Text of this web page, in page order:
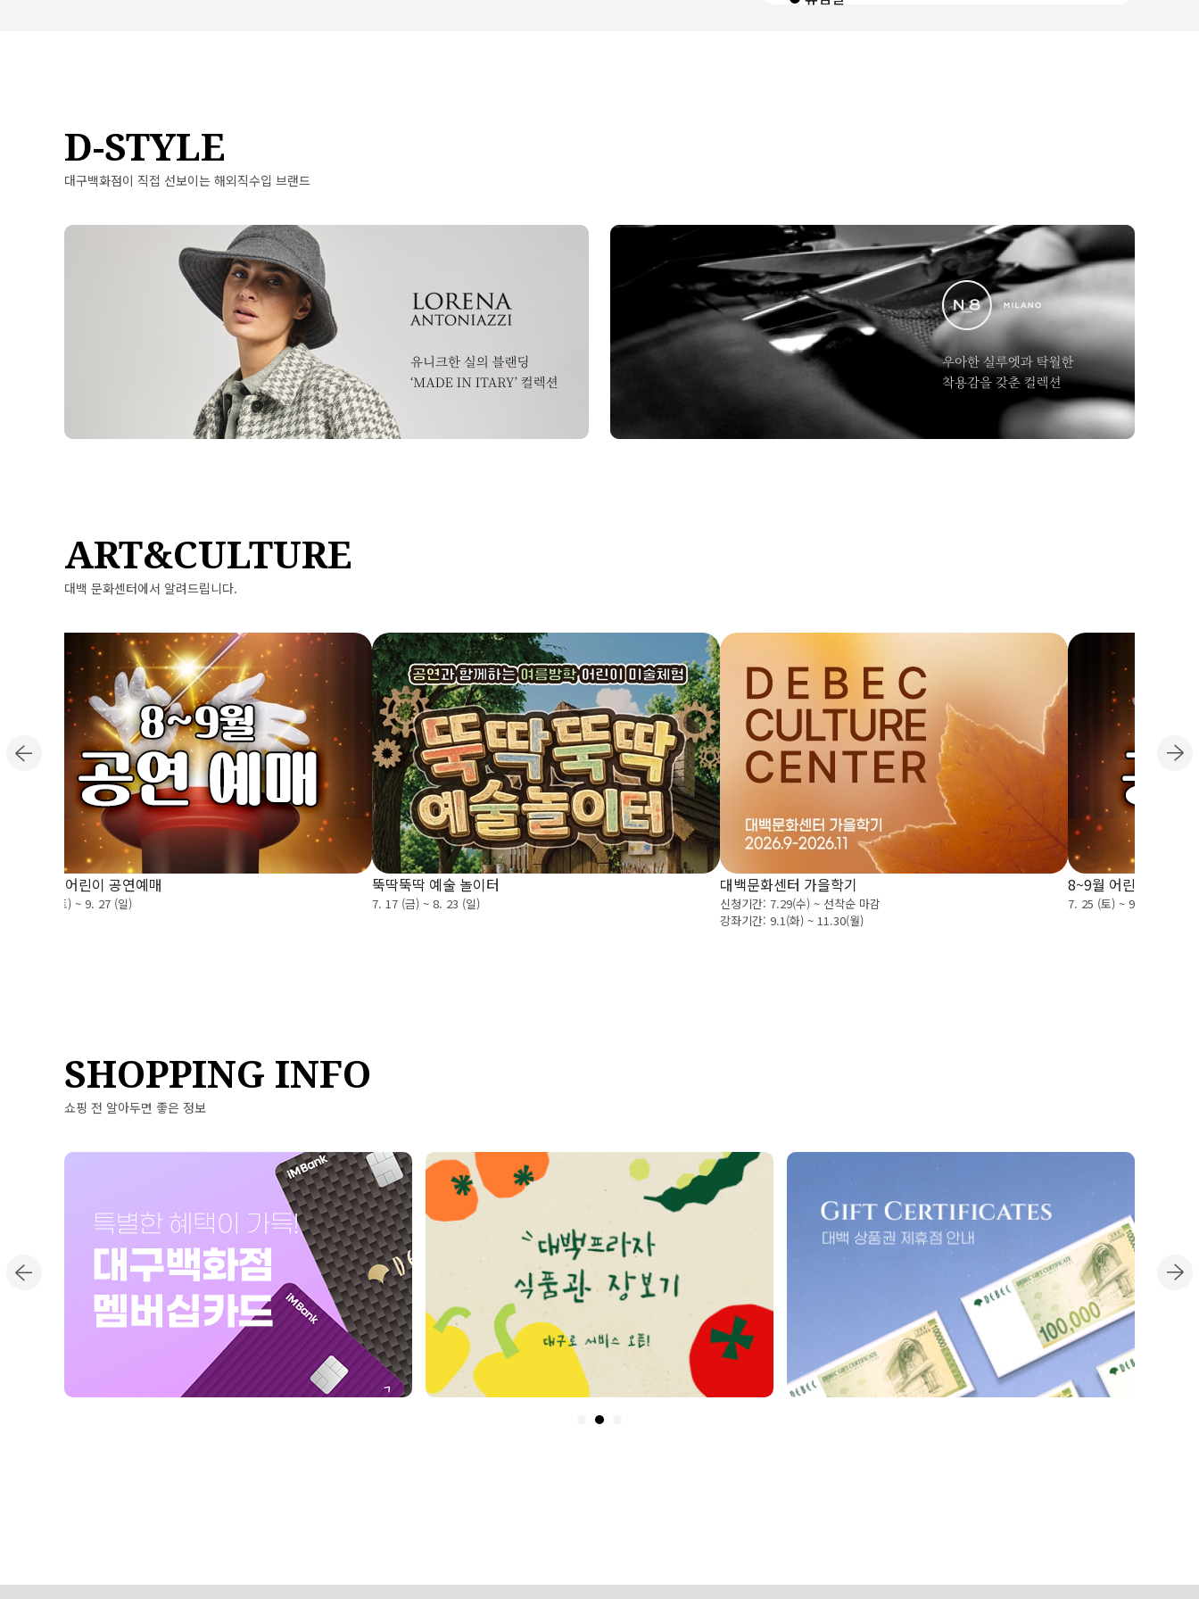
D-STYLE
대구백화점이 직접 선보이는 해외직수입 브랜드
ART&CULTURE
대백 문화센터에서 알려드립니다.
8~9월 어린이 공연예매
7. 25 (토) ~ 9. 27 (일)
뚝딱뚝딱 예술 놀이터
7. 17 (금) ~ 8. 23 (일)
대백문화센터 가을학기
신청기간: 7.29(수) ~ 선착순 마감
강좌기간: 9.1(화) ~ 11.30(월)
8~9월 어린이 공연예
7. 25 (토) ~ 9. 27 (일)
SHOPPING INFO
쇼핑 전 알아두면 좋은 정보